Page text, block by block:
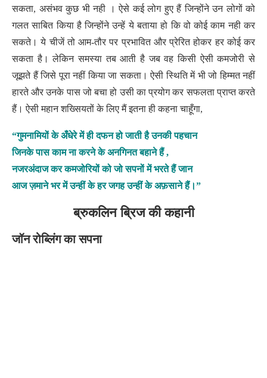
सकता, असंभव कुछ भी नही । ऐसे कई लोग हुए हैं जिन्होंने उन लोगों को
गलत साबित किया है जिन्होंने उन्हें ये बताया हो कि वो कोई काम नही कर
सकते। ये चीजें तो आम-तौर पर प्रभावित और प्रेरित होकर हर कोई कर
सकता है। लेकिन समस्या तब आती है जब वह किसी ऐसी कमजोरी से
जूझते हैं जिसे पूरा नहीं किया जा सकता। ऐसी स्थिति में भी जो हिम्मत नहीं
हारते और उनके पास जो बचा हो उसी का प्रयोग कर सफलता प्राप्त करते
हैं। ऐसी महान शख्सियतों के लिए मैं इतना ही कहना चाहूँगा,
“गुमनामियों के अँधेरे में ही दफन हो जाती है उनकी पहचान
जिनके पास काम ना करने के अनगिनत बहाने हैं ,
नजरअंदाज कर कमजोरियों को जो सपनों में भरते हैं जान
आज ज़माने भर में उन्हीं के हर जगह उन्हीं के अफ़साने हैं।”
ब्रुकलिन ब्रिज की कहानी
जॉन रोब्लिंग का सपना